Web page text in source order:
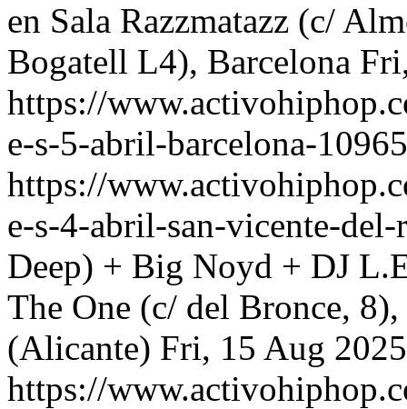
en Sala Razzmatazz (c/
Bogatell L4), Barcelona
https://
e-s-5-abril-barcelona-
https://
e-s-4-abril-san-vicente-
Deep) + Big Noyd + DJ
The One (c/ del Bronce,
(Alicante) Fri, 15 Aug
https://